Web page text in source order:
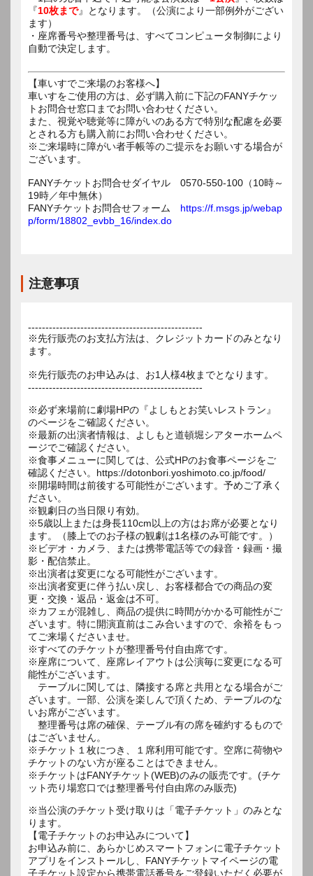
『10枚まで』となります。（公演により一部例外がござい
ます）
・座席番号や整理番号は、すべてコンピュータ制御により
自動で決定します。
【車いすでご来場のお客様へ】
車いすをご使用の方は、必ず購入前に下記のFANYチケッ
トお問合せ窓口までお問い合わせください。
また、視覚や聴覚等に障がいのある方で特別な配慮を必要
とされる方も購入前にお問い合わせください。
※ご来場時に障がい者手帳等のご提示をお願いする場合が
ございます。
FANYチケットお問合せダイヤル 0570-550-100（10時～
19時／年中無休）
FANYチケットお問合せフォーム https://f.msgs.jp/webap
p/form/18802_evbb_16/index.do
注意事項
--------------------------------------------------
※先行販売のお支払方法は、クレジットカードのみとなり
ます。
※先行販売のお申込みは、お1人様4枚までとなります。
--------------------------------------------------
※必ず来場前に劇場HPの『よしもとお笑いレストラン』
のページをご確認ください。
※最新の出演者情報は、よしもと道頓堀シアターホームペ
ージでご確認ください。
※食事メニューに関しては、公式HPのお食事ページをご
確認ください。https://dotonbori.yoshimoto.co.jp/food/
※開場時間は前後する可能性がございます。予めご了承く
ださい。
※観劇日の当日限り有効。
※5歳以上または身長110cm以上の方はお席が必要となり
ます。（膝上でのお子様の観劇は1名様のみ可能です。）
※ビデオ・カメラ、または携帯電話等での録音・録画・撮
影・配信禁止。
※出演者は変更になる可能性がございます。
※出演者変更に伴う払い戻し、お客様都合での商品の変
更・交換・返品・返金は不可。
※カフェが混雑し、商品の提供に時間がかかる可能性がご
ざいます。特に開演直前はこみ合いますので、余裕をもっ
てご来場くださいませ。
※すべてのチケットが整理番号付自由席です。
※座席について、座席レイアウトは公演毎に変更になる可
能性がございます。
テーブルに関しては、隣接する席と共用となる場合がご
ざいます。一部、公演を楽しんで頂くため、テーブルのな
いお席がございます。
整理番号は席の確保、テーブル有の席を確約するもので
はございません。
※チケット１枚につき、１席利用可能です。空席に荷物や
チケットのない方が座ることはできません。
※チケットはFANYチケット(WEB)のみの販売です。(チケ
ット売り場窓口では整理番号付自由席のみ販売)
※当公演のチケット受け取りは「電子チケット」のみとな
ります。
【電子チケットのお申込みについて】
お申込み前に、あらかじめスマートフォンに電子チケット
アプリをインストールし、FANYチケットマイページの電
子チケット設定から携帯電話番号をご登録いただく必要が